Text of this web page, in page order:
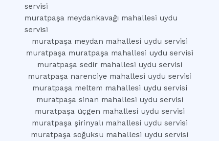
servisi
muratpaşa meydankavağı mahallesi uydu
servisi
muratpaşa meydan mahallesi uydu servisi
muratpaşa muratpaşa mahallesi uydu servisi
muratpaşa sedir mahallesi uydu servisi
muratpaşa narenciye mahallesi uydu servisi
muratpaşa meltem mahallesi uydu servisi
muratpaşa sinan mahallesi uydu servisi
muratpaşa üçgen mahallesi uydu servisi
muratpaşa şirinyalı mahallesi uydu servisi
muratpaşa soğuksu mahallesi uydu servisi